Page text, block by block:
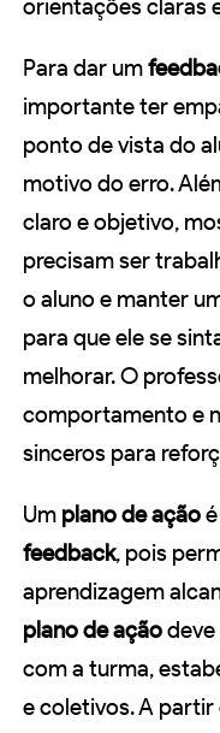
orientações claras
Para dar um
importante ter
ponto de vista do
motivo do erro.
claro e objetivo,
precisam ser
o aluno e manter
para que ele se
melhorar. O
comportamento e
sinceros para
Um plano de ação
feedback, pois
aprendizagem
plano de ação
com a turma,
e coletivos. A partir